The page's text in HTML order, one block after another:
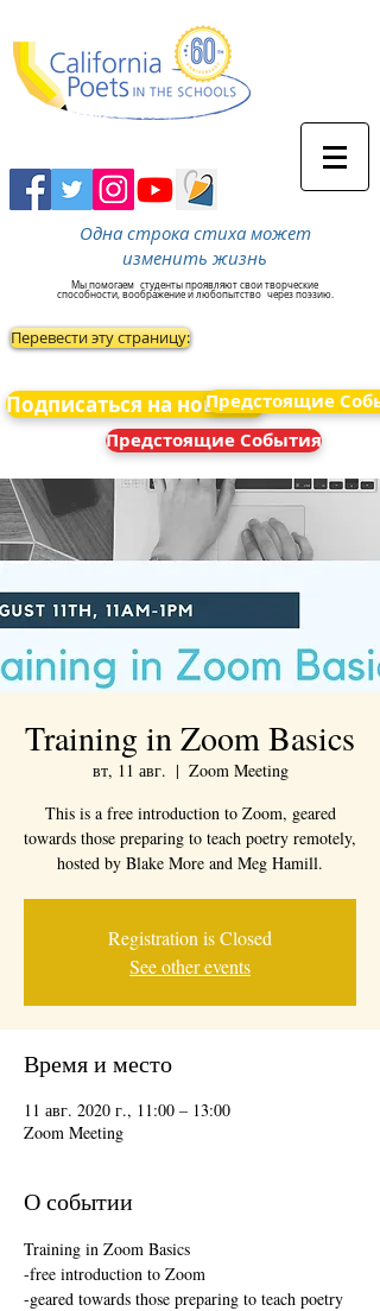
Одна строка стиха может
изменить жизнь
Мы помогаем студенты проявляют свои творческие
способности, воображение и любопытство через поэзию.
Перевести эту страницу:
Подписаться на новостиПредстоящие
Предстоящие События
Training in Zoom Basics
вт, 11 авг.
  |
Zoom Meeting
This is a free introduction to Zoom, geared
towards those preparing to teach poetry remotely,
hosted by Blake More and Meg Hamill.
Registration is Closed
See other events
Время и место
11 авг. 2020 г., 11:00 – 13:00
Zoom Meeting
О событии
Training in Zoom Basics
-free introduction to Zoom
-geared towards those preparing to teach poetry